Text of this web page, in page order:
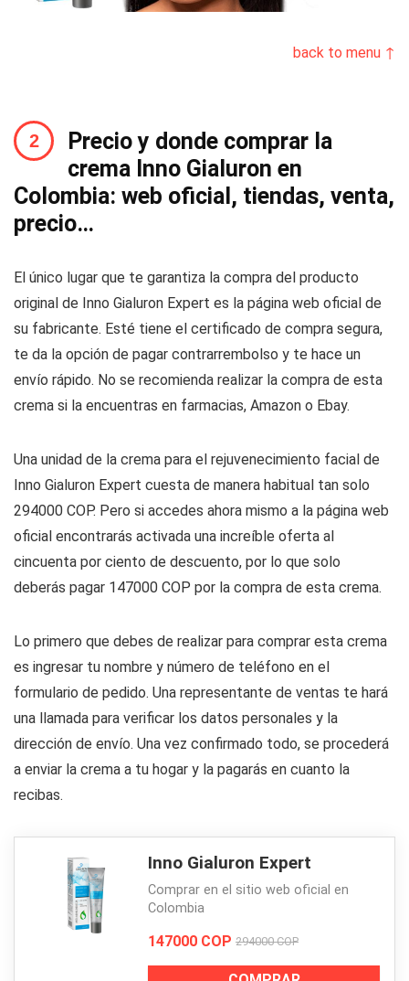
back to menu ↑
Precio y donde comprar la
crema Inno Gialuron en
Colombia: web oficial, tiendas, venta,
precio…
El único lugar que te garantiza la compra del producto
original de Inno Gialuron Expert es la página web oficial de
su fabricante. Esté tiene el certificado de compra segura,
te da la opción de pagar contrarrembolso y te hace un
envío rápido. No se recomienda realizar la compra de esta
crema si la encuentras en farmacias, Amazon o Ebay.
Una unidad de la crema para el rejuvenecimiento facial de
Inno Gialuron Expert cuesta de manera habitual tan solo
294000 COP. Pero si accedes ahora mismo a la página web
oficial encontrarás activada una increíble oferta al
cincuenta por ciento de descuento, por lo que solo
deberás pagar 147000 COP por la compra de esta crema.
Lo primero que debes de realizar para comprar esta crema
es ingresar tu nombre y número de teléfono en el
formulario de pedido. Una representante de ventas te hará
una llamada para verificar los datos personales y la
dirección de envío. Una vez confirmado todo, se procederá
a enviar la crema a tu hogar y la pagarás en cuanto la
recibas.
Inno Gialuron Expert
Comprar en el sitio web oficial en
Colombia
147000 COP 294000 COP